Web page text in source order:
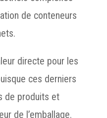
de conteneurs
directe pour les
ces derniers
de produits et
de l’emballage.